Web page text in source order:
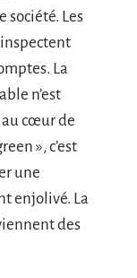
société. Les
La
n’est
au cœur de
», c’est
une
enjolivé. La
des